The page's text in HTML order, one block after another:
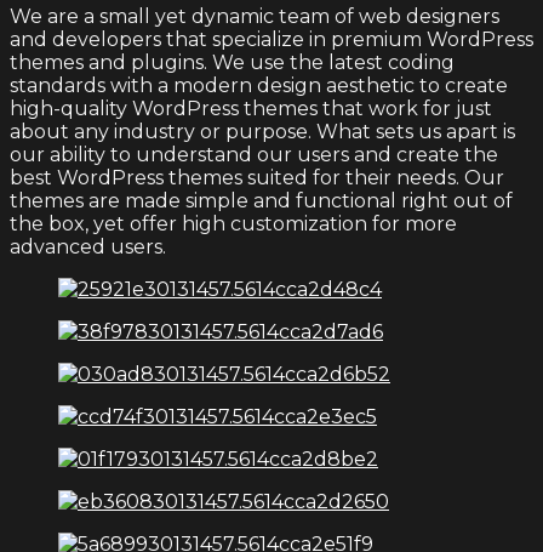
We are a small yet dynamic team of web designers
and developers that specialize in premium WordPress
themes and plugins. We use the latest coding
standards with a modern design aesthetic to create
high-quality WordPress themes that work for just
about any industry or purpose. What sets us apart is
our ability to understand our users and create the
best WordPress themes suited for their needs. Our
themes are made simple and functional right out of
the box, yet offer high customization for more
advanced users.